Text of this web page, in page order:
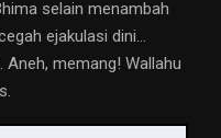
selain menambah
ejakulasi dini…
Aneh, memang! Wallahu